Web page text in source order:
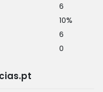
6
10%
6
0